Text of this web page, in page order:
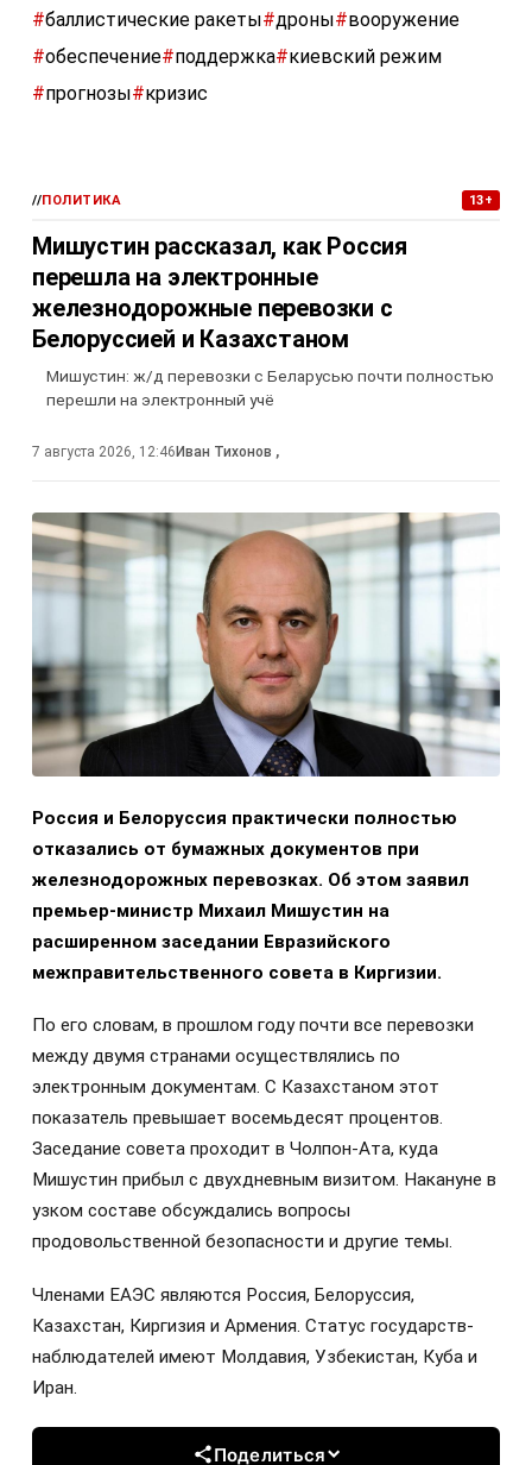
#баллистические ракеты#дроны#вооружение
#обеспечение#поддержка#киевский режим
#прогнозы#кризис
//ПОЛИТИКА 13+
Мишустин рассказал, как Россия
перешла на электронные
железнодорожные перевозки с
Белоруссией и Казахстаном
Мишустин: ж/д перевозки с Беларусью почти полностью
перешли на электронный учё
7 августа 2026, 12:46 Иван Тихонов ,
Россия и Белоруссия практически полностью
отказались от бумажных документов при
железнодорожных перевозках. Об этом заявил
премьер-министр Михаил Мишустин на
расширенном заседании Евразийского
межправительственного совета в Киргизии.
По его словам, в прошлом году почти все перевозки
между двумя странами осуществлялись по
электронным документам. С Казахстаном этот
показатель превышает восемьдесят процентов.
Заседание совета проходит в Чолпон-Ата, куда
Мишустин прибыл с двухдневным визитом. Накануне в
узком составе обсуждались вопросы
продовольственной безопасности и другие темы.
Членами ЕАЭС являются Россия, Белоруссия,
Казахстан, Киргизия и Армения. Статус государств-
наблюдателей имеют Молдавия, Узбекистан, Куба и
Иран.
Поделиться